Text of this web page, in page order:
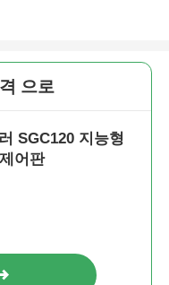
으로
SGC120 지능형
어판